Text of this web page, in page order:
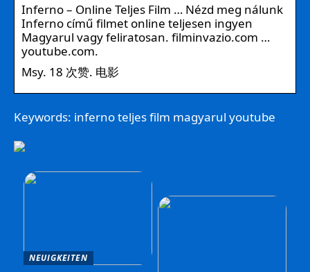
Inferno – Online Teljes Film … Nézd meg nálunk
Inferno című filmet online teljesen ingyen
Magyarul vagy feliratosan. filminvazio.com …
youtube.com.
Msy. 18 次赞. 电影
Keywords: inferno teljes film magyarul youtube
NEUIGKEITEN